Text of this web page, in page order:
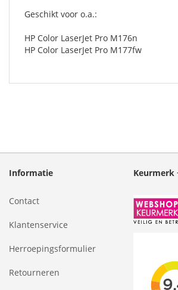
Geschikt voor o.a.:
HP Color LaserJet Pro M176n
HP Color LaserJet Pro M177fw
Informatie
Contact
Klantenservice
Herroepingsformulier
Retourneren
Keurmerk